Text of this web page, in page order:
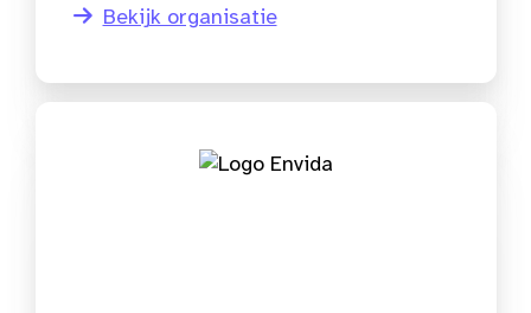
Bekijk organisatie